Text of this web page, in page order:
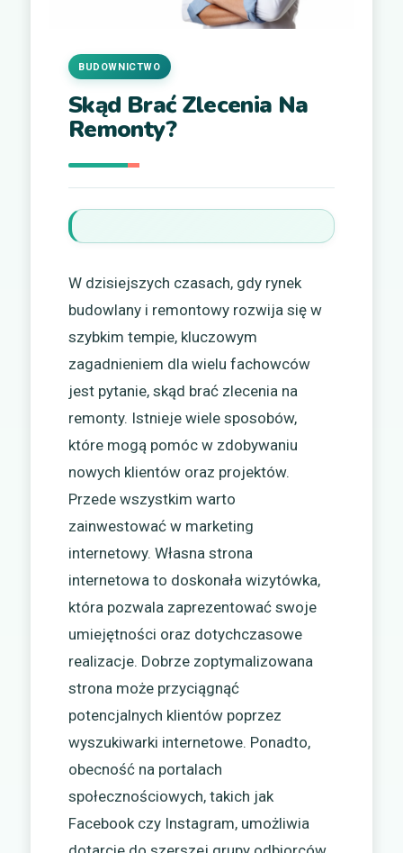
Skąd Brać Zlecenia Na
Remonty?
BUDOWNICTWO
W dzisiejszych czasach, gdy rynek
budowlany i remontowy rozwija się w
szybkim tempie, kluczowym
zagadnieniem dla wielu fachowców
jest pytanie, skąd brać zlecenia na
remonty. Istnieje wiele sposobów,
które mogą pomóc w zdobywaniu
nowych klientów oraz projektów.
Przede wszystkim warto
zainwestować w marketing
internetowy. Własna strona
internetowa to doskonała wizytówka,
która pozwala zaprezentować swoje
umiejętności oraz dotychczasowe
realizacje. Dobrze zoptymalizowana
strona może przyciągnąć
potencjalnych klientów poprzez
wyszukiwarki internetowe. Ponadto,
obecność na portalach
społecznościowych, takich jak
Facebook czy Instagram, umożliwia